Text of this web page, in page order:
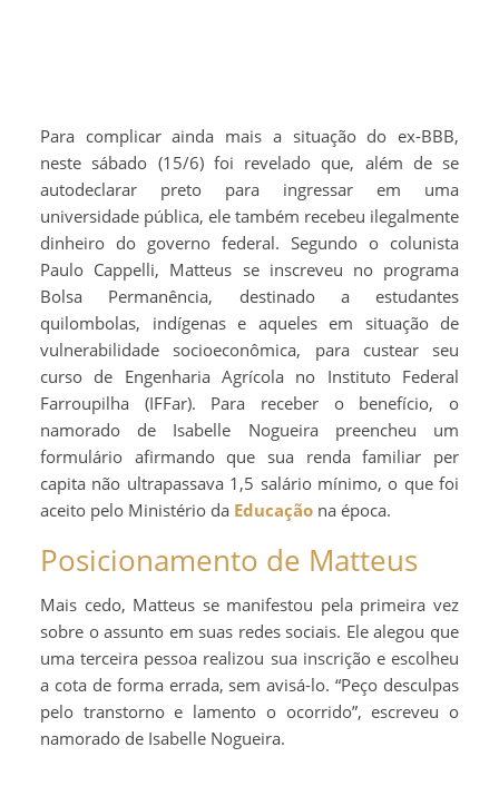
Para complicar ainda mais a situação do ex-BBB,
neste sábado (15/6) foi revelado que, além de se
autodeclarar preto para ingressar em uma
universidade pública, ele também recebeu ilegalmente
dinheiro do governo federal. Segundo o colunista
Paulo Cappelli, Matteus se inscreveu no programa
Bolsa Permanência, destinado a estudantes
quilombolas, indígenas e aqueles em situação de
vulnerabilidade socioeconômica, para custear seu
curso de Engenharia Agrícola no Instituto Federal
Farroupilha (IFFar). Para receber o benefício, o
namorado de Isabelle Nogueira preencheu um
formulário afirmando que sua renda familiar per
capita não ultrapassava 1,5 salário mínimo, o que foi
aceito pelo Ministério da Educação na época.
Posicionamento de Matteus
Mais cedo, Matteus se manifestou pela primeira vez
sobre o assunto em suas redes sociais. Ele alegou que
uma terceira pessoa realizou sua inscrição e escolheu
a cota de forma errada, sem avisá-lo. “Peço desculpas
pelo transtorno e lamento o ocorrido”, escreveu o
namorado de Isabelle Nogueira.